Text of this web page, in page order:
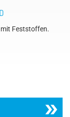
Feststoffen.